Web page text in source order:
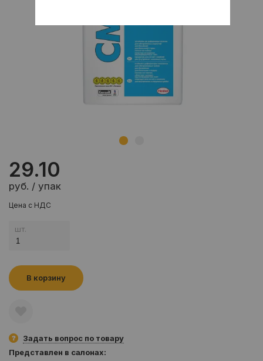
29.10
руб. / упак
Цена с НДС
шт.
В корзину
Задать вопрос по товару
Представлен в салонах: